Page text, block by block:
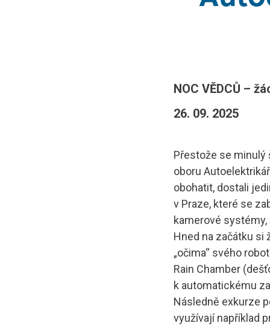
Projekt
NOC VĚDCŮ –
26. 09. 2025
Přestože se minulý
oboru
obohatit, dostali
v Praze, které se
kamerové systémy,
Hned na začátku si
„očima“ svého
Rain Chamber
k automatickému
Následně exkurze
využívají například